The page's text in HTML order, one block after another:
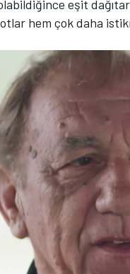
olabildiğince eşit
hem çok daha